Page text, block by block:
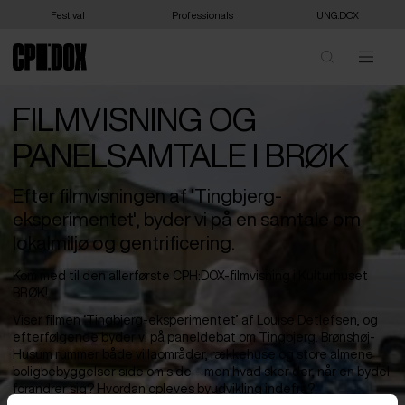
Festival Professionals UNG:DOX
FILMVISNING OG
PANELSAMTALE I BRØK
Efter filmvisningen af 'Tingbjerg-
eksperimentet', byder vi på en samtale om
lokalmiljø og gentrificering.
Kom med til den allerførste CPH:DOX-filmvisning i Kulturhuset
BRØK!
Viser filmen ‘Tingbjerg-eksperimentet’ af Louise Detlefsen, og
efterfølgende byder vi på paneldebat om Tingbjerg. Brønshøj-
Husum rummer både villaområder, rækkehuse og store almene
boligbebyggelser side om side – men hvad sker der, når en bydel
forandrer sig? Hvordan opleves byudvikling indefra?